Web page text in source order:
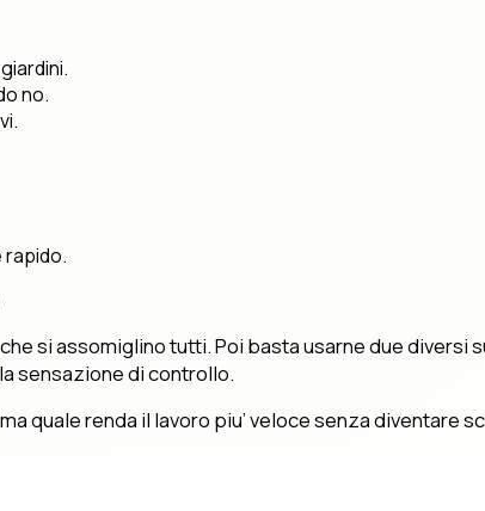
no.
si assomiglino tutti. Poi basta usarne due diversi
sensazione di controllo.
quale renda il lavoro piu’ veloce senza